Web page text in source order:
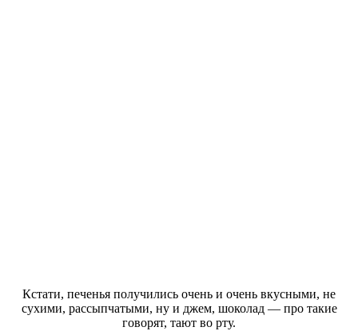
Кстати, печенья получились очень и очень вкусными, не
сухими, рассыпчатыми, ну и джем, шоколад — про такие
говорят, тают во рту.